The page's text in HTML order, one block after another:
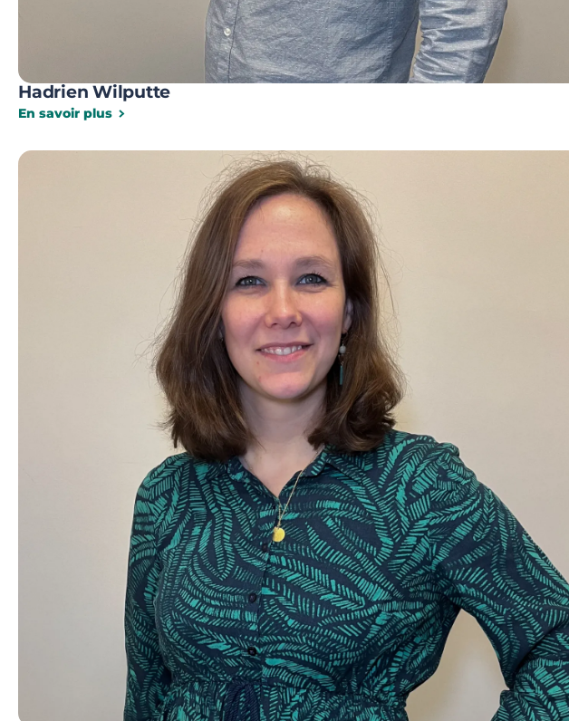
Hadrien Wilputte
En savoir plus